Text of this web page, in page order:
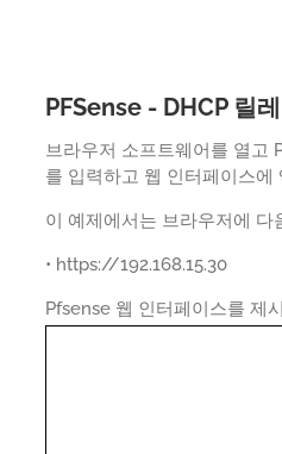
PFSense - DHCP 릴
브라우저 소프트웨어를 열고
를 입력하고 웹 인터페이스에
이 예제에서는 브라우저에 다
• https://192.168.15.30
Pfsense 웹 인터페이스를 제